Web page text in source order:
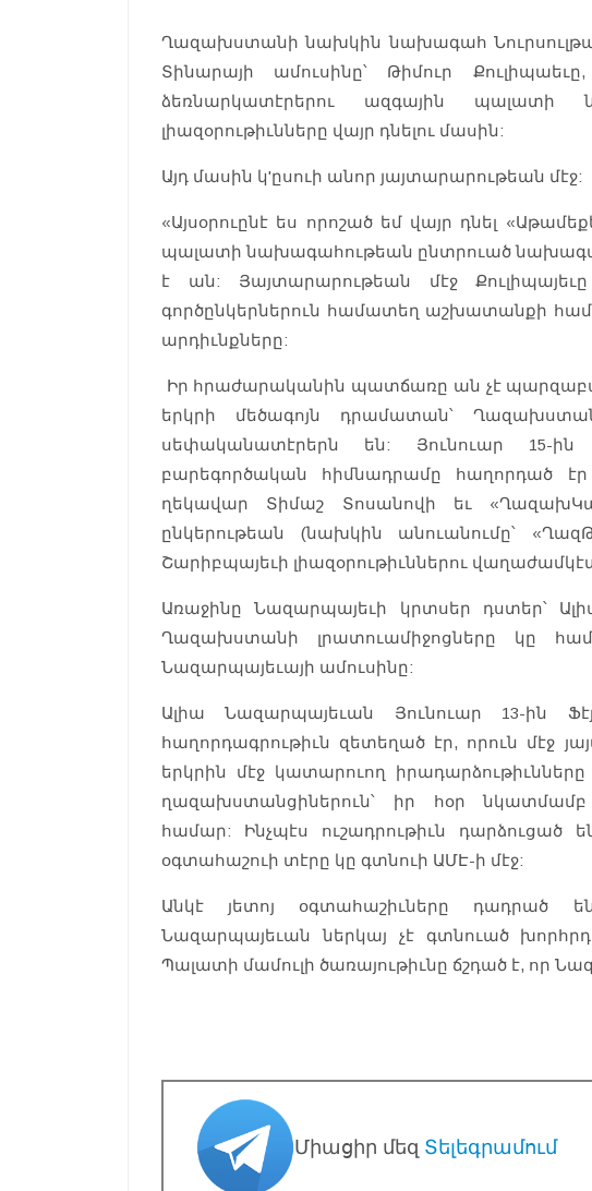
Ղազախստանի նախկին նախագահ
Տինարայի ամուսինը՝ Թիմուր
ձեռնարկատէրերու ազգային պալատի
լիազօրութիւնները վայր դնելու մասին:
Այդ մասին կ'ըսուի անոր յայտարարութեան մէջ:
«Այսօրուընէ ես որոշած եմ վայր դնել
պալատի նախագահութեան ընտրուած
է ան: Յայտարարութեան մէջ
գործընկերներուն համատեղ աշխատանքի
արդիւնքները:
Իր հրաժարականին պատճառը ան չէ
երկրի մեծագոյն դրամատան՝
սեփականատէրերն են: Յունուար 15-ին
բարեգործական հիմնադրամը հաղորդած էր
ղեկավար Տիմաշ Տոսանովի եւ
ընկերութեան (նախկին անուանումը՝
Շարիբպայեւի լիազօրութիւններու
Առաջինը Նազարպայեւի կրտսեր դստեր՝
Ղազախստանի լրատուամիջոցները կը
Նազարպայեւայի ամուսինը:
Ալիա Նազարպայեւան Յունուար 13-ին
հաղորդագրութիւն զետեղած էր, որուն մէջ
երկրին մէջ կատարուող իրադարձութիւնները
ղազախստանցիներուն՝ իր հօր նկատմամբ
համար: Ինչպէս ուշադրութիւն
օգտահաշուի տէրը կը գտնուի ԱՄԷ-ի մէջ:
Անկէ յետոյ օգտահաշիւները դադրած
Նազարպայեւան ներկայ չէ գտնուած
Պալատի մամուլի ծառայութիւնը ճշդած է, որ
Միացիր մեզ Տելեգրամում